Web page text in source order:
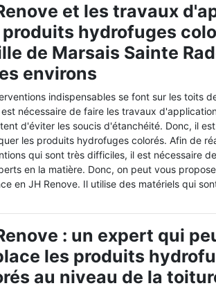
et les travaux
produits hydrofuges
de Marsais Sainte
environs
indispensables se font sur les toits
nécessaire de faire les travaux
d'éviter les soucis d'étanchéité. Donc, il
les produits hydrofuges colorés. Afin de
qui sont très difficiles, il est nécessaire
en la matière. Donc, on peut vous
en JH Renove. Il utilise des matériels qui
: un expert qui
les produits
au niveau de la